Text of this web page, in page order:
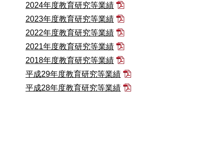
2024年度教育研究等業績
2023年度教育研究等業績
2022年度教育研究等業績
2021年度教育研究等業績
2018年度教育研究等業績
平成29年度教育研究等業績
平成28年度教育研究等業績